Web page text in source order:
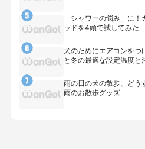
「シャワーの悩み」に
ッドを4頭で試してみた
犬のためにエアコンをつ
と冬の最適な設定温度と
雨の日の犬の散歩、どう
雨のお散歩グッズ